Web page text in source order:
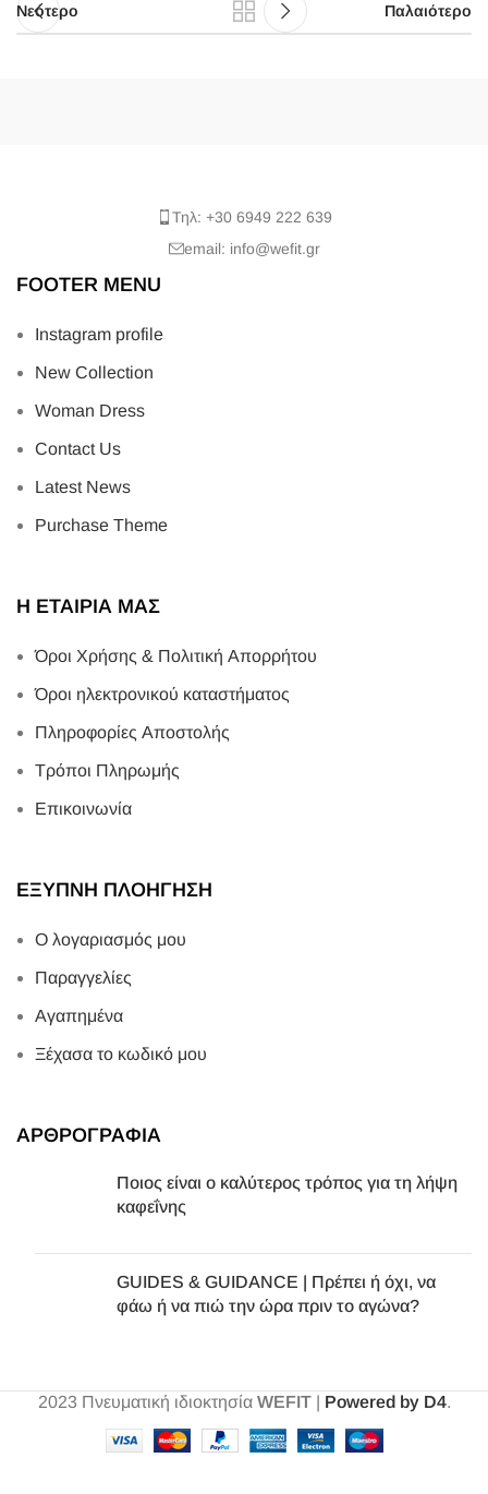
Νεότερο Παλαιότερο
Τηλ: +30 6949 222 639
email: info@wefit.gr
FOOTER MENU
Instagram profile
New Collection
Woman Dress
Contact Us
Latest News
Purchase Theme
Η ΕΤΑΙΡΙΑ ΜΑΣ
Όροι Χρήσης & Πολιτική Απορρήτου
Όροι ηλεκτρονικού καταστήματος
Πληροφορίες Αποστολής
Τρόποι Πληρωμής
Επικοινωνία
ΕΞΥΠΝΗ ΠΛΟΗΓΗΣΗ
Ο λογαριασμός μου
Παραγγελίες
Αγαπημένα
Ξέχασα το κωδικό μου
ΑΡΘΡΟΓΡΑΦΙΑ
Ποιος είναι ο καλύτερος τρόπος για τη λήψη
καφεΐνης
GUIDES & GUIDANCE | Πρέπει ή όχι, να
φάω ή να πιώ την ώρα πριν το αγώνα?
2023 Πνευματική ιδιοκτησία WEFIT| Powered by D4.